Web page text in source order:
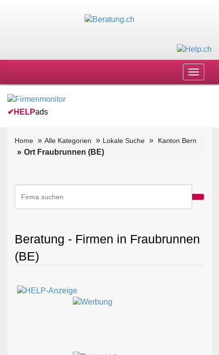
Toggle
✔ HELPads
Home Alle Kategorien Lokale Suche Kanton Bern
Ort Fraubrunnen (BE)
Beratung - Firmen in Fraubrunnen
(BE)